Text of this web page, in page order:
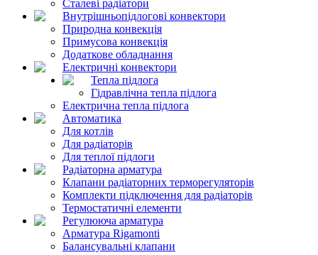
Сталеві радіатори
Внутрішньопідлогові конвектори
Природна конвекція
Примусова конвекція
Додаткове обладнання
Електричні конвектори
Тепла підлога
Гідравлічна тепла підлога
Електрична тепла підлога
Автоматика
Для котлів
Для радіаторів
Для теплої підлоги
Радіаторна арматура
Клапани радіаторних терморегуляторів
Комплекти підключення для радіаторів
Термостатичні елементи
Регулююча арматура
Арматура Rigamonti
Балансувальні клапани